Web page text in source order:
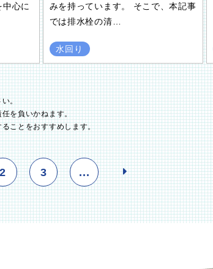
心に
みを持っています。 そこで、本記事
では排水栓の清…
水回り
い。
を負いかねます。
ことをおすすめします。
2 3 ...